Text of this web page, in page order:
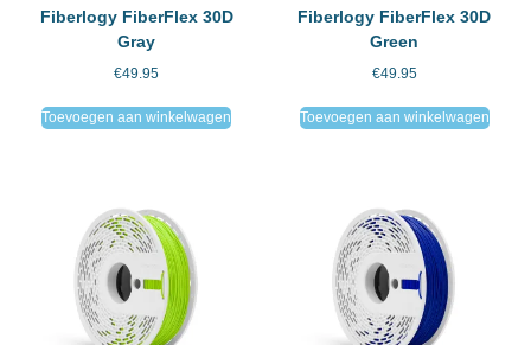
Fiberlogy FiberFlex 30D
Gray
€49.95
Toevoegen aan winkelwagen
Fiberlogy FiberFlex 30D
Green
€49.95
Toevoegen aan winkelwagen